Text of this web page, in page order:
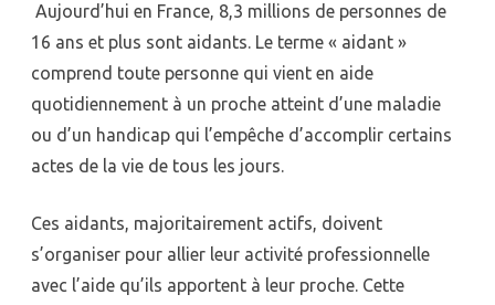
Aujourd’hui en France, 8,3 millions de personnes de
16 ans et plus sont aidants. Le terme « aidant »
comprend toute personne qui vient en aide
quotidiennement à un proche atteint d’une maladie
ou d’un handicap qui l’empêche d’accomplir certains
actes de la vie de tous les jours.
Ces aidants, majoritairement actifs, doivent
s’organiser pour allier leur activité professionnelle
avec l’aide qu’ils apportent à leur proche. Cette